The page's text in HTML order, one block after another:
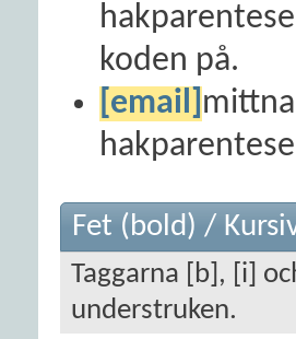
koden på.
[email]
Fet (bold) /
Taggarna [b], [i]
understruken.